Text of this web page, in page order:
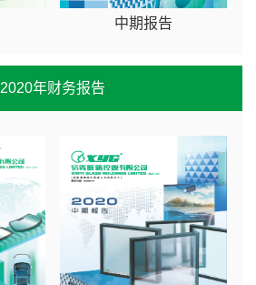
中期报告
2020年财务报告